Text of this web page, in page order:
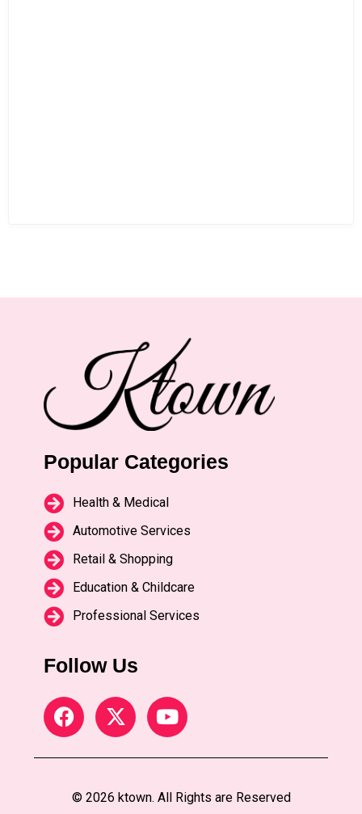
Popular Categories
Health & Medical
Automotive Services
Retail & Shopping
Education & Childcare
Professional Services
Follow Us
© 2026 ktown. All Rights are Reserved